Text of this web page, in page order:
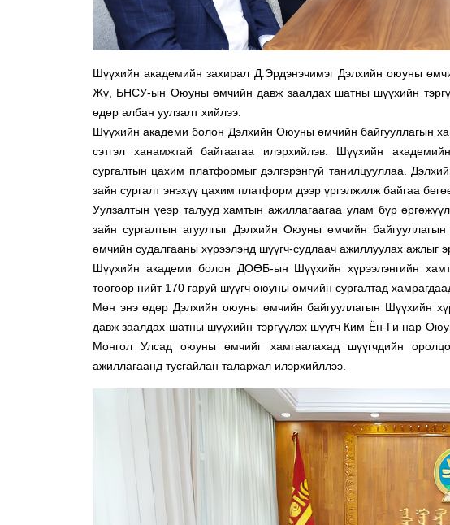
Шүүхийн академийн захирал Д.Эрдэнэчимэг Дэлхийн оюуны
Жү, БНСУ-ын Оюуны өмчийн давж заалдах шатны шүүхийн
өдөр албан уулзалт хийлээ.
Шүүхийн академи болон Дэлхийн Оюуны өмчийн байгууллагын
сэтгэл ханамжтай байгаагаа илэрхийлэв. Шүүхийн
сургалтын цахим платформыг дэлгэрэнгүй танилцууллаа.
зайн сургалт энэхүү цахим платформ дээр үргэлжилж байгаа
Уулзалтын үеэр талууд хамтын ажиллагаагаа улам бүр
зайн сургалтын агуулгыг Дэлхийн Оюуны өмчийн
өмчийн судалгааны хүрээлэнд шүүгч-судлаач ажиллуулах ажлыг
Шүүхийн академи болон ДОӨБ-ын Шүүхийн хүрээлэнгийн
тоогоор нийт 170 гаруй шүүгч оюуны өмчийн сургалтад
Мөн энэ өдөр Дэлхийн оюуны өмчийн байгууллагын Шүүхийн
давж заалдах шатны шүүхийн тэргүүлэх шүүгч Ким Ён-Ги нар
Монгол Улсад оюуны өмчийг хамгаалахад шүүгчдийн
ажиллагаанд тусгайлан талархал илэрхийллээ.